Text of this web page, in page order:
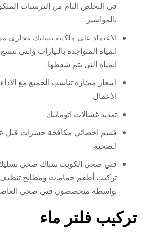
في التخلص التام من الترسبات
بالمواسير.
الاعتماد على ماكينة تسليك
المياه المتواجدة بالبيارات والتي
المياه التي يتم شفطها.
اسعار ممتازة تناسب الجميع مع
الاعمال.
تمديد غسالات اتوماتيك
قسم اخصائي مكافحة حشرات قبل
الصحية
فني صحي الكويت سباك صحي تسليك
تركيب أطقم حمامات ومطابخ
بواسطة متخصصون فني صحي
تركيب فلتر ماء